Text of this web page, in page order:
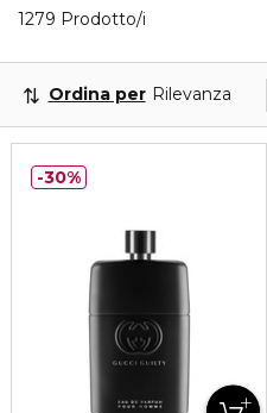
1279 Prodotto/i
Ordina per Rilevanza
30%